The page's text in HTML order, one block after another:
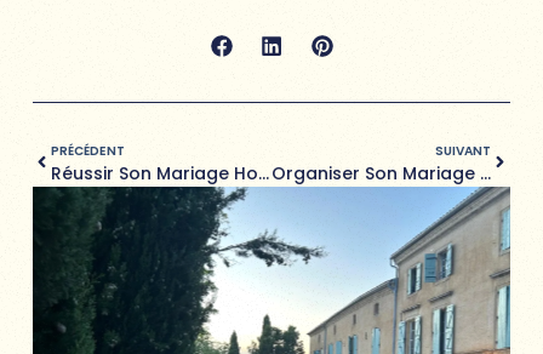
PRÉCÉDENT
Réussir Son Mariage Hors Saison En Quelques Points Clés
SUIVANT
Organiser Son Mariage Hors Saison : L’hiver (à Toulouse Et Dans Le Sud-Ouest)